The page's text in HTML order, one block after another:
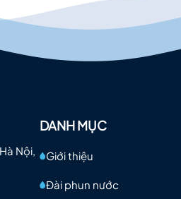
Nội,
DANH MỤC
Giới thiệu
Đài phun nước